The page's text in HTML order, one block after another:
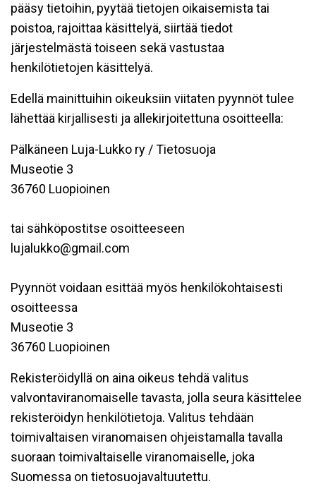
pääsy tietoihin, pyytää tietojen oikaisemista tai
poistoa, rajoittaa käsittelyä, siirtää tiedot
järjestelmästä toiseen sekä vastustaa
henkilötietojen käsittelyä.
Edellä mainittuihin oikeuksiin viitaten pyynnöt tulee
lähettää kirjallisesti ja allekirjoitettuna osoitteella:
Pälkäneen Luja-Lukko ry / Tietosuoja
Museotie 3
36760 Luopioinen
tai sähköpostitse osoitteeseen
lujalukko@gmail.com
Pyynnöt voidaan esittää myös henkilökohtaisesti
osoitteessa
Museotie 3
36760 Luopioinen
Rekisteröidyllä on aina oikeus tehdä valitus
valvontaviranomaiselle tavasta, jolla seura käsittelee
rekisteröidyn henkilötietoja. Valitus tehdään
toimivaltaisen viranomaisen ohjeistamalla tavalla
suoraan toimivaltaiselle viranomaiselle, joka
Suomessa on tietosuojavaltuutettu.